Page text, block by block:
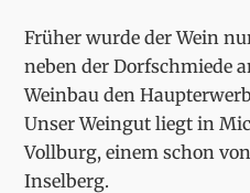
Früher wurde der Wein
neben der Dorfschmiede
Weinbau den
Unser Weingut liegt in
Vollburg, einem schon
Inselberg.